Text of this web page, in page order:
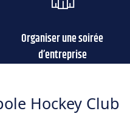
Organiser une soirée
d’entreprise
Hockey Club